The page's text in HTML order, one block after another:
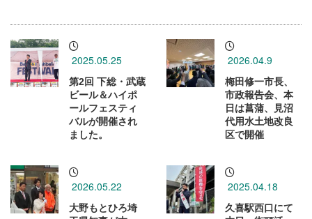
2025.05.25
第2回 下総・武蔵
ビール＆ハイポ
ールフェスティ
バルが開催され
ました。
2026.04.9
梅田修一市長、
市政報告会、本
日は菖蒲、見沼
代用水土地改良
区で開催
2026.05.22
大野もとひろ埼
2025.04.18
久喜駅西口にて